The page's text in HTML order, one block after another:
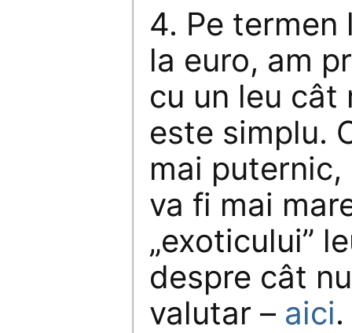
4. Pe termen
la euro, am
cu un leu
este simplu.
mai puternic,
va fi mai
„exoticului”
despre cât
valutar – aici.